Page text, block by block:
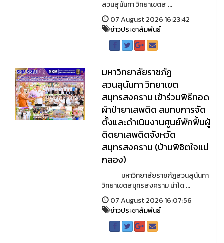
สวนสุนันทา วิทยาเขตส ...
07 August 2026 16:23:42
ข่าวประชาสัมพันธ์
มหาวิทยาลัยราชภัฏ
สวนสุนันทา วิทยาเขต
สมุทรสงคราม เข้าร่วมพิธีทอด
ผ้าป่ายาเสพติด สมทบการจัด
ตั้งและดำเนินงานศูนย์พักฟื้นผู้
ติดยาเสพติดจังหวัด
สมุทรสงคราม (บ้านพิชิตใจแม่
กลอง)
มหาวิทยาลัยราชภัฏสวนสุนันทา
วิทยาเขตสมุทรสงคราม นำโด ...
07 August 2026 16:07:56
ข่าวประชาสัมพันธ์